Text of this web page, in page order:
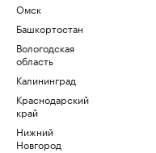
Омск
Башкортостан
Вологодская
область
Калининград
Краснодарский
край
Нижний
Новгород